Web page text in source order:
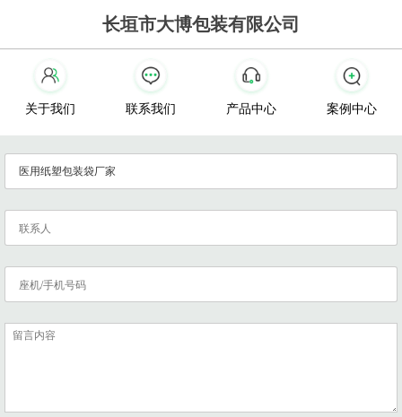
长垣市大博包装有限公司
关于我们 联系我们 产品中心 案例中心